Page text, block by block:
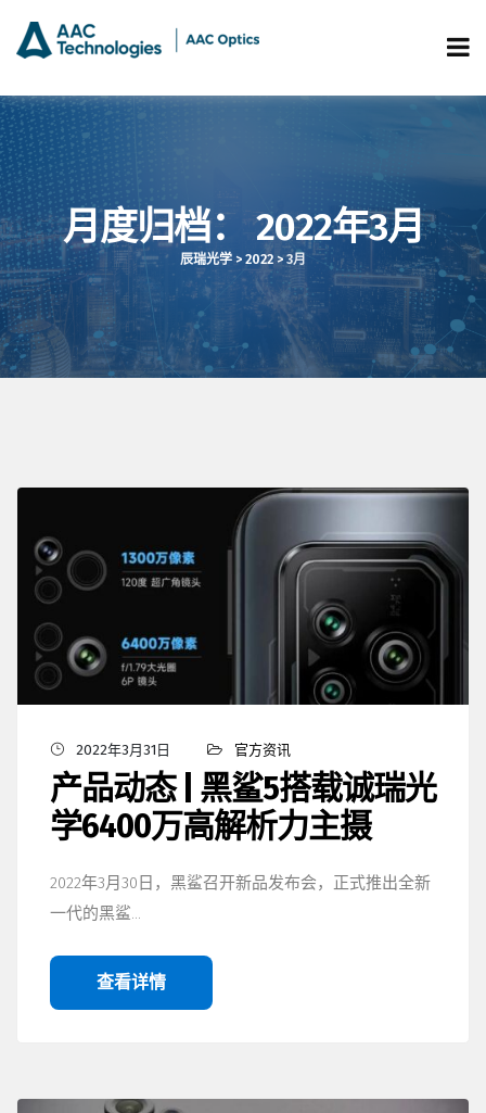
月度归档：2022年3月
辰瑞光学 > 2022 >3月
2022年3月31日 官方资讯
产品动态 | 黑鲨5搭载诚瑞光
学6400万高解析力主摄
2022年3月30日，黑鲨召开新品发布会，正式推出全新
一代的黑鲨…
查看详情